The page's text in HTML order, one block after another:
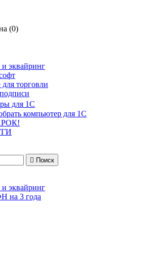
(0)
эквайринг
торговли
для 1С
компьютер для 1С
 Поиск
эквайринг
на 3 года